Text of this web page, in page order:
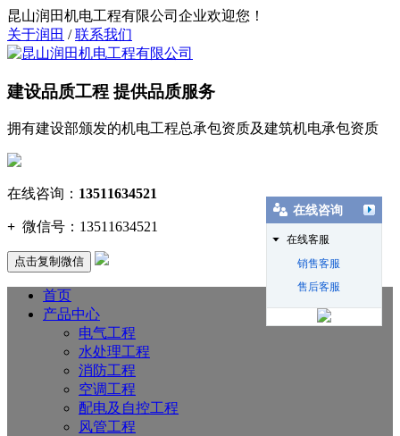
昆山润田机电工程有限公司企业欢迎您！
关于润田 /联系我们
建设品质工程 提供品质服务
拥有建设部颁发的机电工程总承包资质及建筑机电承包资质
在线咨询： 13511634521
+ 微信号： 13511634521
点击复制微信
首页
产品中心
电气工程
水处理工程
消防工程
空调工程
配电及自控工程
风管工程
在线咨询
在线客服
销售客服
售后客服